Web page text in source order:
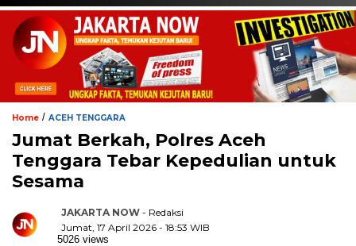
Home / ACEH TENGGARA
Jumat Berkah, Polres Aceh
Tenggara Tebar Kepedulian untuk
Sesama
JAKARTA NOW - Redaksi
Jumat, 17 April 2026 - 18:53 WIB
5026 views